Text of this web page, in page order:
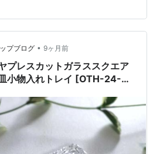
の盆で、くっきりとした栗の木
。面に見える木目と縁に見える木
表面に近い材を使っているので、
木肌が見えるも一興。 手の取り
が曲線になっているのは…
プブログ • 9ヶ月前
プレスカットガラススクエア
小物入れトレイ [OTH-24-